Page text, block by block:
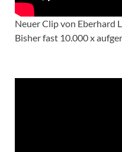
Neuer Clip von Eberhard
Bisher fast 10.000 x